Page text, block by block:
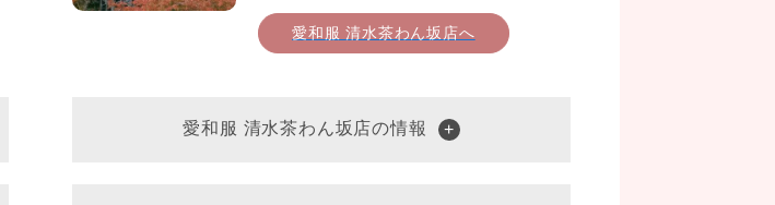
愛和服 清水茶わん坂店へ
愛和服 清水茶わん坂店の情報